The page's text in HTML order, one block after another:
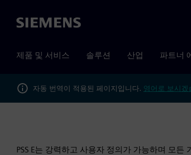
Siemens
제품 및 서비스 솔루션 산업 파트너
자동 번역이 적용된 페이지입니다. 영어로 보시겠
PSS E는 강력하고 사용자 정의가 가능하며 모